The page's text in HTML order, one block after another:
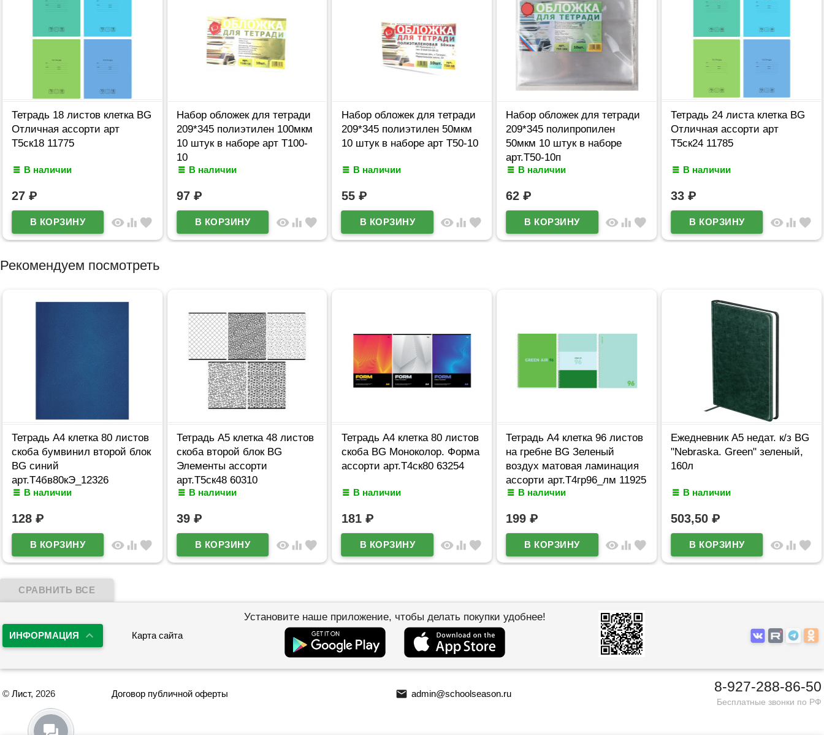
Тетрадь 18 листов клетка BG
Отличная ассорти арт
Т5ск18 11775
В наличии
27 ₽
visibility equalizer favorite
Набор обложек для тетради
209*345 полиэтилен 100мкм
10 штук в наборе арт Т100-
10
В наличии
97 ₽
visibility equalizer favorite
Набор обложек для тетради
209*345 полиэтилен 50мкм
10 штук в наборе арт Т50-10
В наличии
55 ₽
visibility equalizer favorite
Набор обложек для тетради
209*345 полипропилен
50мкм 10 штук в наборе
арт.Т50-10п
В наличии
62₽
visibility equalizer favorite
Тетрадь 24 листа клетка BG
Отличная ассорти арт
Т5ск24 11785
В наличии
33₽
visibility equalizer favorite
Рекомендуем посмотреть
Тетрадь А4 клетка 80 листов
скоба бумвинил второй блок
BG синий
арт.Т4бв80кЭ_12326
В наличии
128 ₽
visibility equalizer favorite
Тетрадь А5 клетка 48 листов
скоба второй блок BG
Элементы ассорти
арт.Т5ск48 60310
В наличии
39 ₽
visibility equalizer favorite
Тетрадь А4 клетка 80 листов
скоба BG Моноколор. Форма
ассорти арт.Т4ск80 63254
В наличии
181 ₽
visibility equalizer favorite
Тетрадь А4 клетка 96 листов
на гребне BG Зеленый
воздух матовая ламинация
ассорти арт.Т4гр96_лм 11925
В наличии
199₽
visibility equalizer favorite
Ежедневник А5 недат. к/з BG
"Nebraska. Green" зеленый,
160л
В наличии
503,50₽
visibility equalizer favorite
ИНФОРМАЦИЯ Карта сайта
Установите наше приложение, чтобы делать покупки удобнее!
© Лист, 2026 Договор публичной оферты email admin@schoolseason.ru 8-927-288-86-50
Бесплатные звонки по РФ